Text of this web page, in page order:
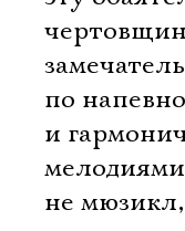
по
и
не